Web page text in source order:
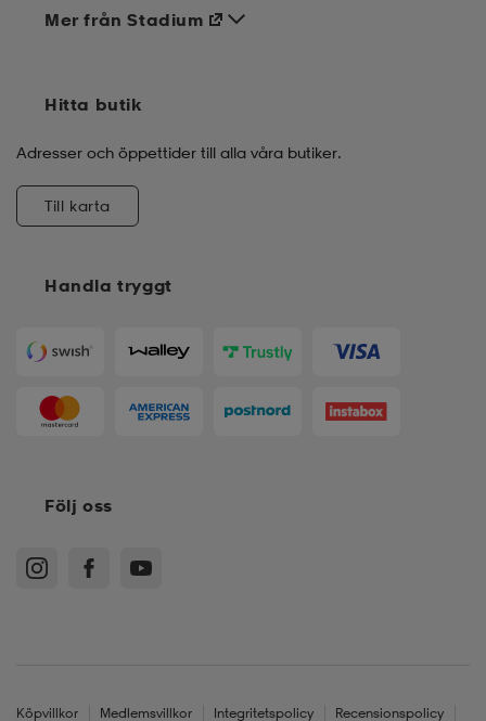
Handla tryggt
Mer från Stadium
Hitta butik
Adresser och öppettider till alla våra butiker.
Till karta
Följ oss
Köpvillkor Medlemsvillkor Integritetspolicy Recensionspolicy